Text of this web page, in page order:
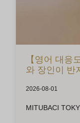
【영어 대응
와 장인이 반
2026-08-01
MITUBACI